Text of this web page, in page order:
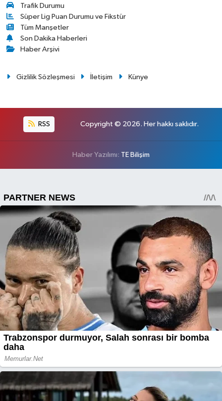
Trafik Durumu
Süper Lig Puan Durumu ve Fikstür
Tüm Manşetler
Son Dakika Haberleri
Haber Arşivi
Gizlilik Sözleşmesi İletişim Künye
RSS Copyright © 2026. Her hakkı saklıdır.
Haber Yazılımı: TE Bilişim